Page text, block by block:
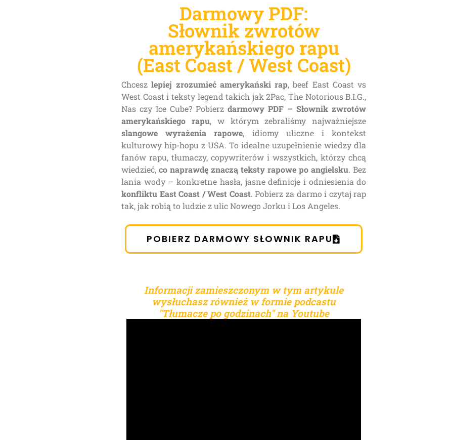
Darmowy PDF:
Słownik zwrotów
amerykańskiego rapu
(East Coast / West Coast)
POBIERZ DARMOWY SŁOWNIK RAPU
Chceszlepiej zrozumieć amerykański rap, beef East Coast vs
West Coast i teksty legend takich jak 2Pac, The Notorious B.I.G.,
Nas czy Ice Cube? Pobierzdarmowy PDF – Słownik zwrotów
amerykańskiego rapu, w którym zebraliśmy najważniejsze
slangowe wyrażenia rapowe, idiomy uliczne i kontekst
kulturowy hip-hopu z USA. To idealne uzupełnienie wiedzy dla
fanów rapu, tłumaczy, copywriterów i wszystkich, którzy chcą
wiedzieć,co naprawdę znaczą teksty rapowe po angielsku. Bez
lania wody – konkretne hasła, jasne definicje i odniesienia do
konfliktu East Coast / West Coast. Pobierz za darmo i czytaj rap
tak, jak robią to ludzie z ulic Nowego Jorku i Los Angeles.
Informacji zamieszczonym w tym artykule
wysłuchasz również w formie podcastu
"Tłumacze po godzinach" na Youtube